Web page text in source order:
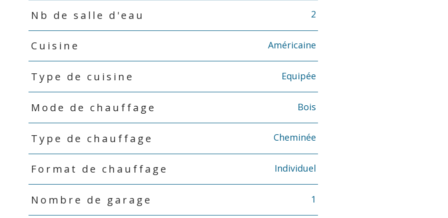
Nb de salle d'eau 2
Cuisine Américaine
Type de cuisine Equipée
Mode de chauffage Bois
Type de chauffage Cheminée
Format de chauffage Individuel
Nombre de garage 1